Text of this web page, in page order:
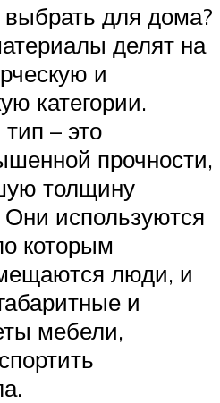
для дома?
делят на
и
категории.
– это
прочности,
толщину
используются
которым
люди, и
и
мебели,